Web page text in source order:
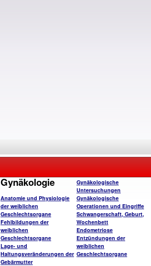
Gynäkologie
Anatomie und Physiologie
der weiblichen
Geschlechtsorgane
Fehlbildungen der
weiblichen
Geschlechtsorgane
Lage- und
Haltungsveränderungen der
Gebärmutter
Gynäkologische
Untersuchungen
Gynäkologische
Operationen und Eingriffe
Schwangerschaft, Geburt,
Wochenbett
Endometriose
Entzündungen der
weiblichen
Geschlechtsorgane